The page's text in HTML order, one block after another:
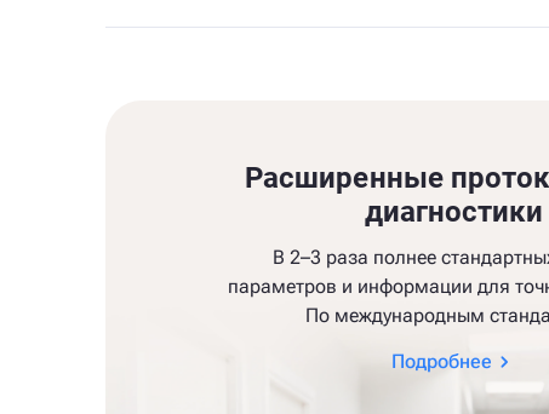
Расширенные
диагностики
В 2–3 раза полнее
параметров и информации для
По международным
Подробнее